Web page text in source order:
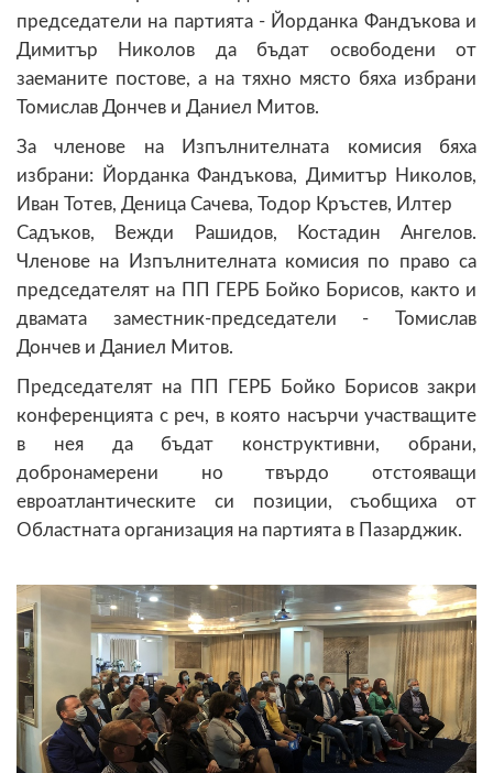
председатели на партията - Йорданка Фандъкова и
Димитър Николов да бъдат освободени от
заеманите постове, а на тяхно място бяха избрани
Томислав Дончев и Даниел Митов.
За членове на Изпълнителната комисия бяха
избрани: Йорданка Фандъкова, Димитър Николов,
Иван Тотев, Деница Сачева, Тодор Кръстев, Илтер
Садъков, Вежди Рашидов, Костадин Ангелов.
Членове на Изпълнителната комисия по право са
председателят на ПП ГЕРБ Бойко Борисов, както и
двамата заместник-председатели - Томислав
Дончев и Даниел Митов.
Председателят на ПП ГЕРБ Бойко Борисов закри
конференцията с реч, в която насърчи участващите
в нея да бъдат конструктивни, обрани,
добронамерени но твърдо отстояващи
евроатлантическите си позиции, съобщиха от
Областната организация на партията в Пазарджик.